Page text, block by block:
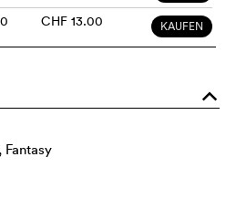
CHF 13.00 KAUFEN
o